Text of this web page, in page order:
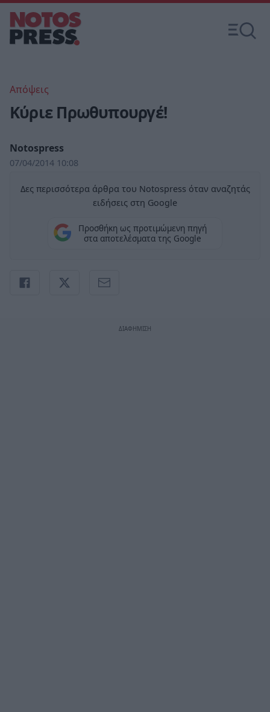
Απόψεις
Κύριε Πρωθυπουργέ!
Notospress
07/04/2014 10:08
Δες περισσότερα άρθρα του Notospress όταν αναζητάς
ειδήσεις στη Google
Προσθήκη ως προτιμώμενη πηγή
στα αποτελέσματα της Google